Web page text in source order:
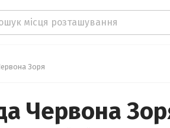
Зоря
Червона